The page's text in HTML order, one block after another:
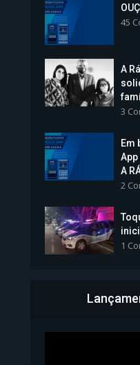
Vice-
tomará
1.101
Bahia
45
A
3
Em
App
A
2
1